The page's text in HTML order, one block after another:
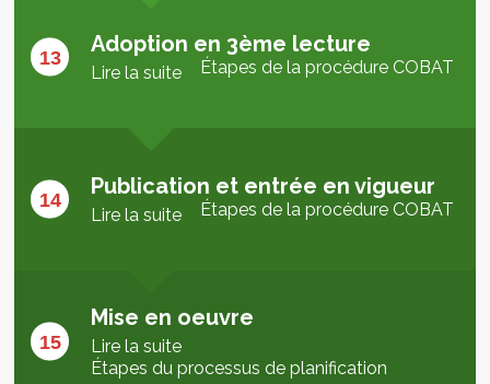
Adoption en 3ème lecture
Lire la suite Étapes de la procédure COBAT
Publication et entrée en vigueur
Lire la suite Étapes de la procédure COBAT
Mise en oeuvre
Lire la suite
Étapes du processus de planification